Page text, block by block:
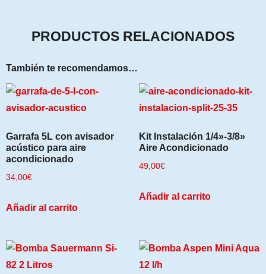
PRODUCTOS RELACIONADOS
También te recomendamos…
Garrafa 5L con avisador
acústico para aire
acondicionado
34,00€
Añadir al carrito
Kit Instalación 1/4»-3/8»
Aire Acondicionado
49,00€
Añadir al carrito